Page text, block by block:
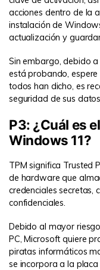
acciones dentro de la
instalación de
actualización y
Sin embargo, debido
está probando,
todos han dicho, es
seguridad de sus
P3: ¿Cuál es
Windows 11?
TPM significa Trusted
de hardware que
credenciales secretas,
confidenciales.
Debido al mayor
PC, Microsoft quiere
piratas informáticos
se incorpora a la